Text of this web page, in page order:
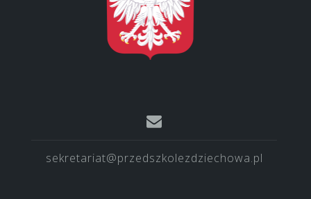
sekretariat@przedszkolezdziechowa.pl